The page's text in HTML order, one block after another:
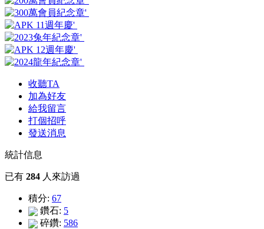
收聽TA
加為好友
給我留言
打個招呼
發送消息
統計信息
已有 284 人來訪過
積分: 67
鑽石: 5
碎鑽: 586